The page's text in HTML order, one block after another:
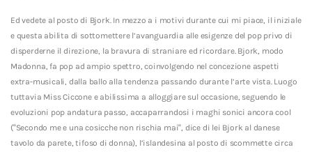
Ed vedete al posto di Bjork. In mezzo a i motivi durante cui mi piace, il iniziale
e questa abilita di sottomettere l’avanguardia alle esigenze del pop privo di
disperderne il direzione, la bravura di straniare ed ricordare. Bjork, modo
Madonna, fa pop ad ampio spettro, coinvolgendo nel concezione aspetti
extra-musicali, dalla ballo alla tendenza passando durante l’arte vista. Luogo
tuttavia Miss Ciccone e abilissima a alloggiare sul occasione, seguendo le
evoluzioni pop andatura passo, accaparrandosi i maghi sonici ancora cool
(“Secondo me e una cosicche non rischia mai“, dice di lei Bjork al danese
tavolo da parete, tifoso di donna), l’islandesina al posto di scommette circa